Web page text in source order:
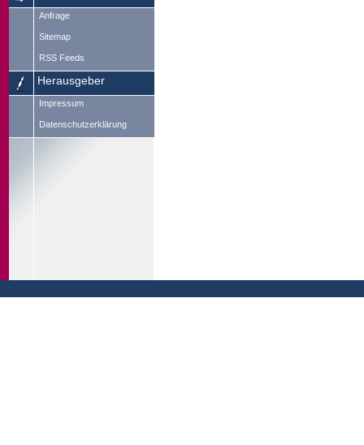
Anfrage
Sitemap
RSS Feeds
Herausgeber
Impressum
Datenschutzerklärung